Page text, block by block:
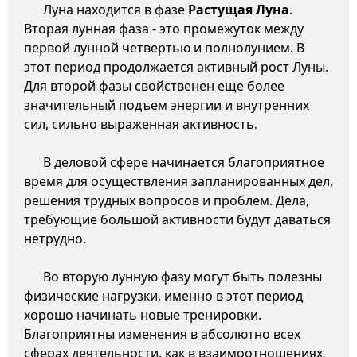
Луна находится в фазе Растущая Луна.
Вторая лунная фаза - это промежуток между
первой лунной четвертью и полнолунием. В
этот период продолжается активный рост Луны.
Для второй фазы свойственен еще более
значительный подъем энергии и внутренних
сил, сильно выраженная активность.
В деловой сфере начинается благоприятное
время для осуществления запланированных дел,
решения трудных вопросов и проблем. Дела,
требующие большой активности будут даваться
нетрудно.
Во вторую лунную фазу могут быть полезны
физические нагрузки, именно в этот период
хорошо начинать новые тренировки.
Благоприятны изменения в абсолютно всех
сферах деятельности, как в взаимоотношениях